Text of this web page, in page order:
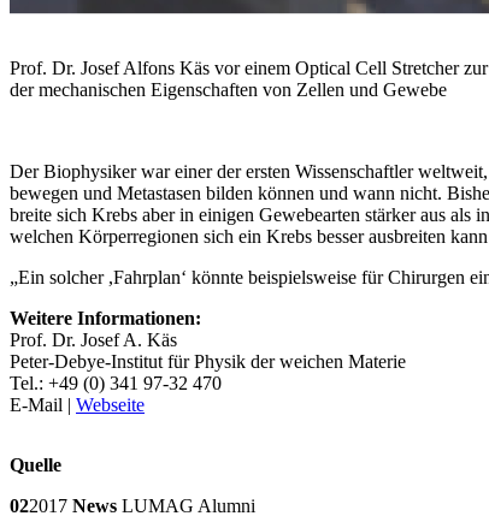
Prof. Dr. Josef Alfons Käs vor einem Optical Cell Stretcher
der mechanischen Eigenschaften von Zellen und Gewebe
Der Biophysiker war einer der ersten Wissenschaftler
bewegen und Metastasen bilden können und wann nicht.
breite sich Krebs aber in einigen Gewebearten stärker aus
welchen Körperregionen sich ein Krebs besser ausbreiten
„Ein solcher ,Fahrplan‘ könnte beispielsweise für Chirurgen
Weitere Informationen:
Prof. Dr. Josef A. Käs
Peter-Debye-Institut für Physik der weichen Materie
Tel.: +49 (0) 341 97-32 470
E-Mail | Webseite
Quelle
022017 News LUMAG Alumni